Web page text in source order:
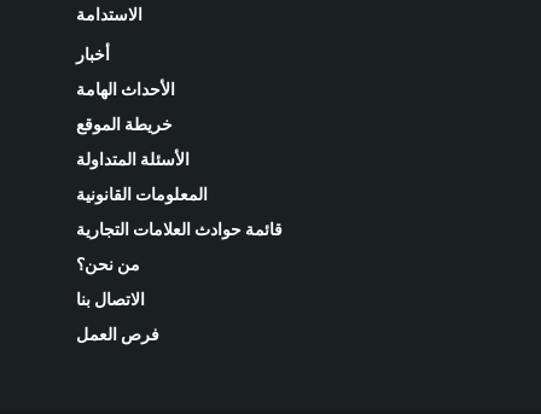
الاستدامة
الأحداث الهامة
خريطة الموقع
الأسئلة المتداولة
المعلومات القانونية
قائمة حوادث العلامات التجارية
من نحن؟
الاتصال بنا
فرص العمل